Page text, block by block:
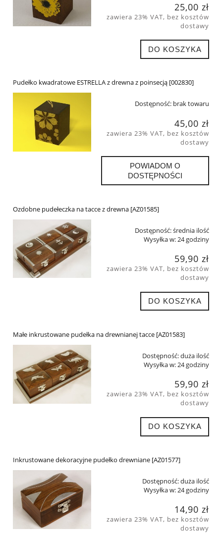
25,00 zł
zawiera 23% VAT, bez kosztów
dostawy
DO KOSZYKA
Pudełko kwadratowe ESTRELLA z drewna z poinsecją [002830]
Dostępność: brak towaru
45,00 zł
zawiera 23% VAT, bez kosztów
dostawy
POWIADOM O
DOSTĘPNOŚCI
Ozdobne pudełeczka na tacce z drewna [AZ01585]
Dostępność:średnia ilość
Wysyłka w: 24 godziny
59,90 zł
zawiera 23% VAT, bez kosztów
dostawy
DO KOSZYKA
Małe inkrustowane pudełka na drewnianej tacce [AZ01583]
Dostępność:duża ilość
Wysyłka w:24 godziny
59,90 zł
zawiera 23% VAT, bez kosztów
dostawy
DO KOSZYKA
Inkrustowane dekoracyjne pudełko drewniane [AZ01577]
Dostępność:duża ilość
Wysyłka w:24 godziny
14,90 zł
zawiera 23% VAT, bez kosztów
dostawy